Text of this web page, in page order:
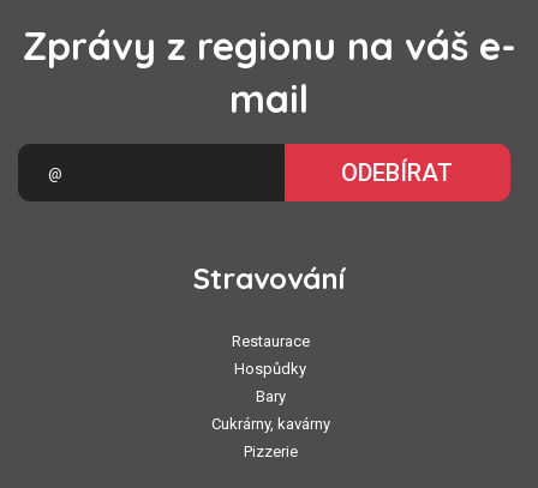
Zprávy z regionu na váš e-
mail
ODEBÍRAT
Stravování
Restaurace
Hospůdky
Bary
Cukrárny, kavárny
Pizzerie